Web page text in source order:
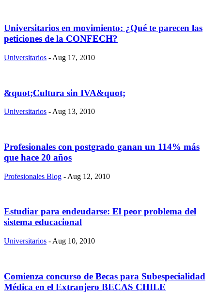
Universitarios en movimiento: ¿Qué te parecen las
peticiones de la CONFECH?
Universitarios - Aug 17, 2010
&quot;Cultura sin IVA&quot;
Universitarios - Aug 13, 2010
Profesionales con postgrado ganan un 114% más
que hace 20 años
Profesionales Blog - Aug 12, 2010
Estudiar para endeudarse: El peor problema del
sistema educacional
Universitarios - Aug 10, 2010
Comienza concurso de Becas para Subespecialidad
Médica en el Extranjero BECAS CHILE